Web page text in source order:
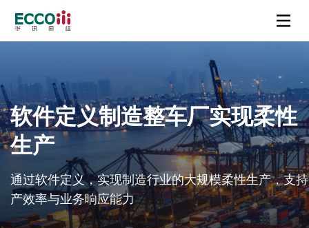
软件定义制造整车厂实现柔性
生产
通过软件定义，实现制造行业的大规模柔性生产，支
产效率与业务响应能力